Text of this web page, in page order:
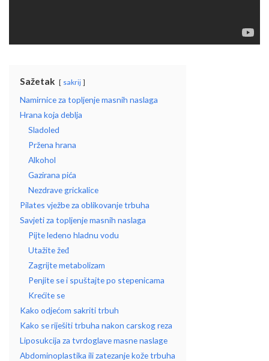
Sažetak sakrij
Namirnice za topljenje masnih naslaga
Hrana koja deblja
Sladoled
Pržena hrana
Alkohol
Gazirana pića
Nezdrave grickalice
Pilates vježbe za oblikovanje trbuha
Savjeti za topljenje masnih naslaga
Pijte ledeno hladnu vodu
Utažite žeđ
Zagrijte metabolizam
Penjite se i spuštajte po stepenicama
Krećite se
Kako odjećom sakriti trbuh
Kako se riješiti trbuha nakon carskog reza
Liposukcija za tvrdoglave masne naslage
Abdominoplastika ili zatezanje kože trbuha